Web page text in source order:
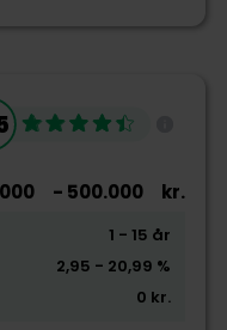
fynske
hvor du med
fra op til 15 banker
Valby
- 500.000 kr.
1 - 15 år
2,95 - 20,99 %
0 kr.